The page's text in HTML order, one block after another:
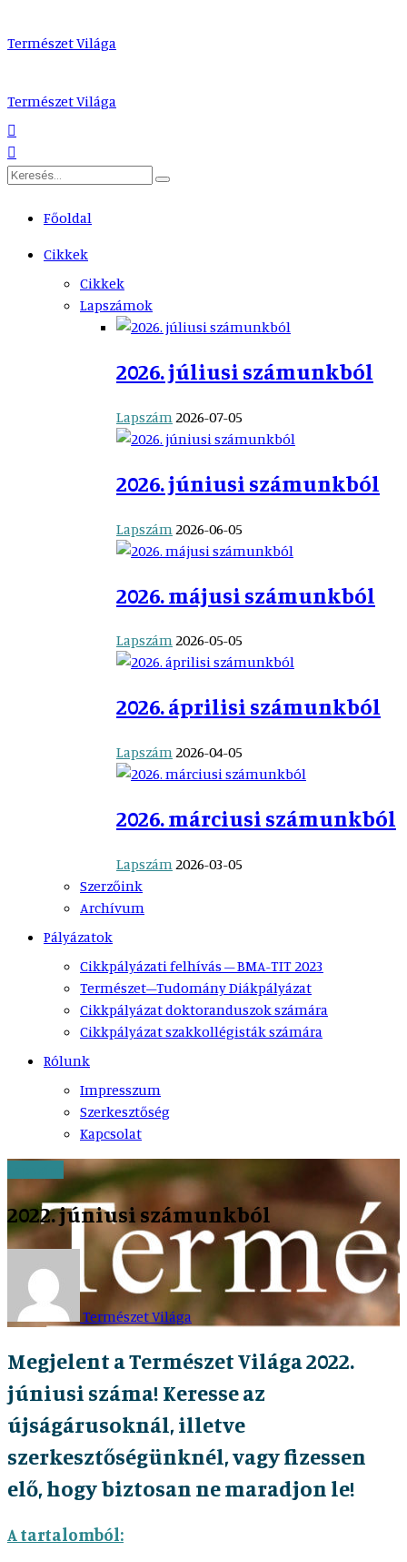
Természet Világa
Természet Világa
Főoldal
Cikkek
Cikkek
Lapszámok
2026. júliusi számunkból
Lapszám 2026-07-05
2026. júniusi számunkból
Lapszám 2026-06-05
2026. májusi számunkból
Lapszám2026-05-05
2026. áprilisi számunkból
Lapszám2026-04-05
2026. márciusi számunkból
Lapszám2026-03-05
Szerzőink
Archívum
Pályázatok
Cikkpályázati felhívás – BMA-TIT 2023
Természet–Tudomány Diákpályázat
Cikkpályázat doktoranduszok számára
Cikkpályázat szakkollégisták számára
Rólunk
Impresszum
Szerkesztőség
Kapcsolat
2022. júniusi számunkból
Természet Világa
Megjelent a Természet Világa 2022.
júniusi száma! Keresse az
újságárusoknál, illetve
szerkesztőségünknél, vagy fizessen
elő, hogy biztosan ne maradjon le!
A tartalomból: